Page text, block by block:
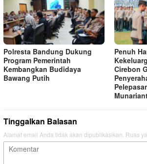
Polresta Bandung Dukung
Program Pemerintah
Kembangkan Budidaya
Bawang Putih
Penuh
Cirebon
Tinggalkan Balasan
Alamat email Anda tidak akan dipublikasikan. Ruas